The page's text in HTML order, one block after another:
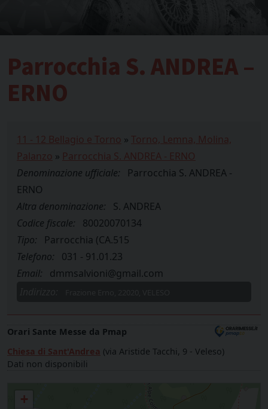
Parrocchia S. ANDREA –
ERNO
11 - 12 Bellagio e Torno » Torno, Lemna, Molina,
Palanzo » Parrocchia S. ANDREA - ERNO
Denominazione ufficiale:
Parrocchia S. ANDREA -
ERNO
Altra denominazione:
S. ANDREA
Codice fiscale:
80020070134
Tipo:
Parrocchia (CA.515
Telefono:
031 - 91.01.23
Email:
dmmsalvioni@gmail.com
Orari Sante Messe da Pmap
Chiesa di Sant'Andrea (via Aristide Tacchi, 9 - Veleso)
Dati non disponibili
+